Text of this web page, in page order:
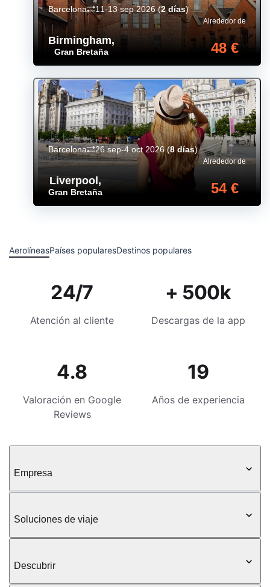
Birmingham,
Gran Bretaña
Alrededor de
48 €
Barcelona 11-13 sep 2026(2 días)
Liverpool ,
Gran Bretaña
Alrededor de
54 €
Barcelona 26 sep-4 oct 2026(8 días)
AerolíneasPaíses popularesDestinos populares
24/7
Atención al cliente
+ 500k
Descargas de la app
4.8
Valoración en Google
Reviews
19
Años de experiencia
Empresa
Soluciones de viaje
Descubrir